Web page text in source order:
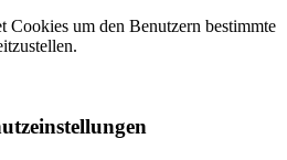
Cookies um den Benutzern bestimmte